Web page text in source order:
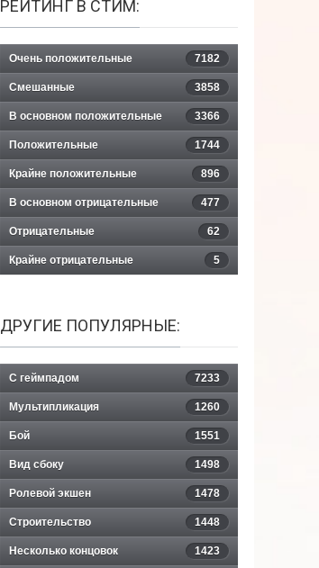
РЕЙТИНГ В СТИМ:
Очень положительные 7182
Смешанные 3858
В основном положительные 3366
Положительные 1744
Крайне положительные 896
В основном отрицательные 477
Отрицательные 62
Крайне отрицательные 5
ДРУГИЕ ПОПУЛЯРНЫЕ:
С геймпадом 7233
Мультипликация 1260
Бой 1551
Вид сбоку 1498
Ролевой экшен 1478
Строительство 1448
Несколько концовок 1423